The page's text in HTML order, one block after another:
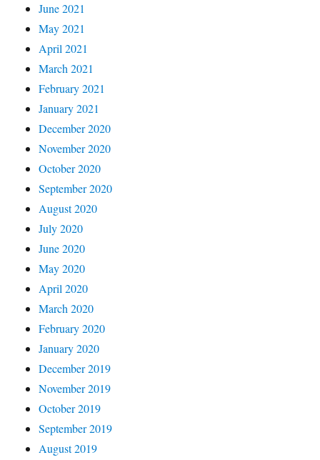
June 2021
May 2021
April 2021
March 2021
February 2021
January 2021
December 2020
November 2020
October 2020
September 2020
August 2020
July 2020
June 2020
May 2020
April 2020
March 2020
February 2020
January 2020
December 2019
November 2019
October 2019
September 2019
August 2019